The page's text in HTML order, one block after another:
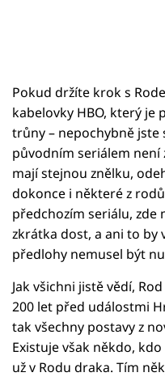
Pokud držíte krok s
kabelovky HBO, který
trůny – nepochybně jste
původním seriálem není
mají stejnou znělku,
dokonce i některé z
předchozím seriálu, zde
zkrátka dost, a ani to by
předlohy nemusel být
Jak všichni jistě vědí,
200 let před událostmi
tak všechny postavy z
Existuje však někdo,
už v Rodu draka. Tím